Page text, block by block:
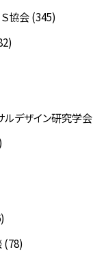
Ｓ協会 (345)
デザイン研究学会
(78)